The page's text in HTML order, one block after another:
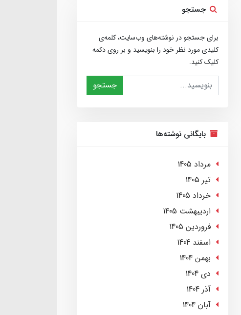
جستجو
برای جستجو در نوشته‌های وب‌سایت، کلمه‌ی
کلیدی مورد نظر خود را بنویسید و بر روی دکمه
کلیک کنید.
جستجو
بایگانی نوشته‌ها
مرداد 1405
تير 1405
خرداد 1405
ارديبهشت 1405
فروردین 1405
اسفند 1404
بهمن 1404
دی 1404
آذر 1404
آبان 1404